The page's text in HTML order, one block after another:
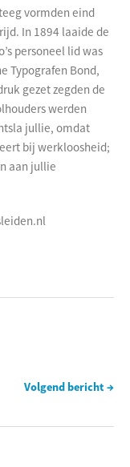
vormden eind
In 1894 laaide de
personeel lid was
Typografen Bond,
gezet zegden de
werden
jullie, omdat
bij werkloosheid;
aan jullie
Volgend bericht →